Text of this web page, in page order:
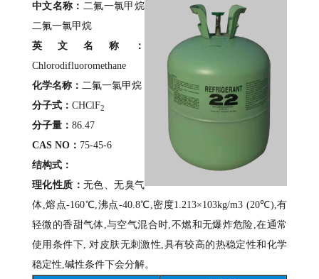
中文名称： 二氟一氯甲烷
二氟一氯甲烷
英文名称：
Chlorodifluoromethane
化学名称： 二氟一氯甲烷
分子式： CHClF2
分子量： 86.47
CAS NO： 75-45-6
结构式：
理化性质： 无色、无臭气
体,熔点-160℃,沸点-40.8℃,密度1.213×103kg/m3 (20℃),有
轻微的香甜气体,与空气混合时,不燃和无爆炸危险,在通常
使用条件下, 对皮肤无刺激性,具有较高的热稳定性和化学
稳定性,碱性条件下会分解。